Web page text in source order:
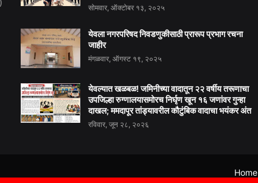
सोमवार, ऑक्टोबर १३, २०२५
येवला नगरपरिषद निवडणुकीसाठी प्रारूप प्रभाग रचना
जाहीर
मंगळवार, ऑगस्ट १९, २०२५
येवल्यात खळबळ! जमिनीच्या वादातून २२ वर्षीय तरूणाचा
उपजिल्हा रुग्णालयासमोरच निर्घृण खून १६ जणांवर गुन्हा
दाखल; ममदापूर तांड्यावरील कौटुंबिक वादाचा भयंकर अंत
रविवार, जून २८, २०२६
Home